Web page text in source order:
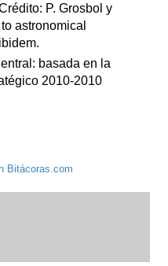
P. Grosbol y
astronomical
basada en la
2010-2010
Bitácoras.com